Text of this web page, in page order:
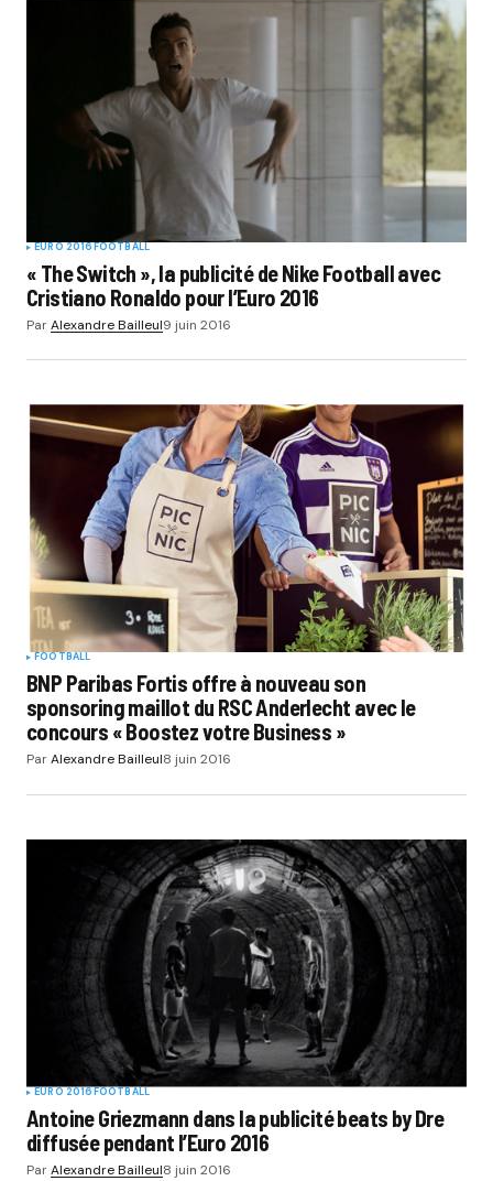
EURO 2016FOOTBALL
« The Switch », la publicité de Nike Football avec
Cristiano Ronaldo pour l’Euro 2016
ParAlexandre Bailleul9 juin 2016
FOOTBALL
BNP Paribas Fortis offre à nouveau son
sponsoring maillot du RSC Anderlecht avec le
concours « Boostez votre Business »
ParAlexandre Bailleul8 juin 2016
EURO 2016FOOTBALL
Antoine Griezmann dans la publicité beats by Dre
diffusée pendant l’Euro 2016
ParAlexandre Bailleul8 juin 2016